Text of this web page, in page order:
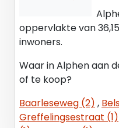
echter niet meer
voor belaste verhuur
belaste verhuur niet
der belastingen wordt
huurder het gehele
nadeel aan
overeenkomstig de
bijzondere
oppervlakte van
inwoners.
Waar in Alphen aan
of te koop?
Baarleseweg (2) ,
Greffelingsestraat (1)